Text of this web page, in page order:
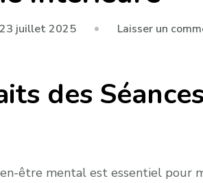
23 juillet 2025 Laisser un
des
être mental est essentiel pour